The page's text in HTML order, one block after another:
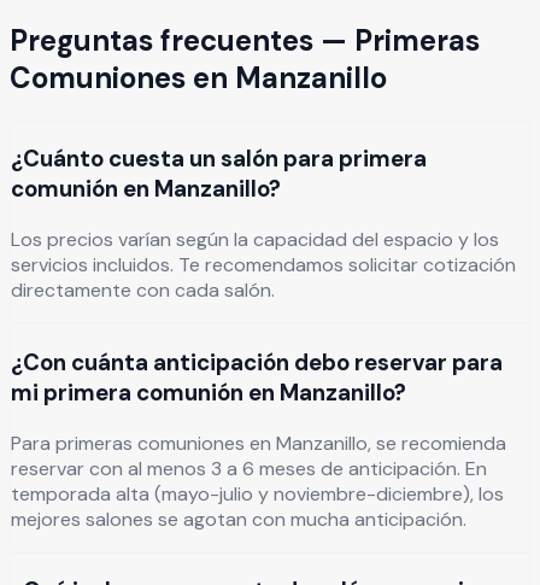
Preguntas frecuentes — Primeras
Comuniones en Manzanillo
¿Cuánto cuesta un salón para primera
comunión en Manzanillo?
Los precios varían según la capacidad del espacio y los
servicios incluidos. Te recomendamos solicitar cotización
directamente con cada salón.
¿Con cuánta anticipación debo reservar para
mi primera comunión en Manzanillo?
Para primeras comuniones en Manzanillo, se recomienda
reservar con al menos 3 a 6 meses de anticipación. En
temporada alta (mayo-julio y noviembre-diciembre), los
mejores salones se agotan con mucha anticipación.